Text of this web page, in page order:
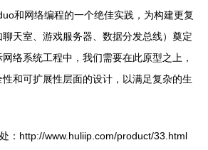
和网络编程的一个绝佳实践，为构建更复
天室、游戏服务器、数据分发总线）奠定
络系统工程中，我们需要在此原型之上，
和可扩展性层面的设计，以满足复杂的生
：http://www.huliip.com/product/33.html